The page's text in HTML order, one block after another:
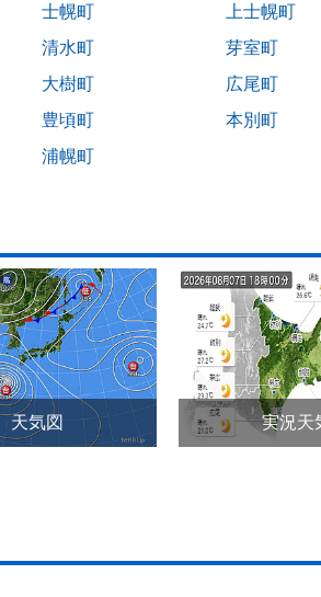
士幌町
上士幌町
清水町
芽室町
大樹町
広尾町
豊頃町
本別町
浦幌町
天気図 実況天